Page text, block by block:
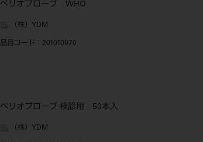
ぺリオプローブ WHO
（株）YDM
品目コード ：201010970
ペリオプローブ 検診用 50本入
（株）YDM